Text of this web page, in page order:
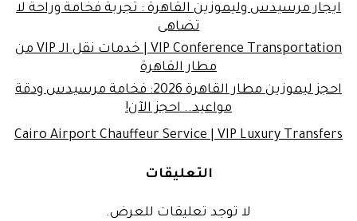
ايجار مرسيدس وليموزين القاهرة : تجربة فخامة وراحة لا
تضاهى
VIP Conference Transportation | خدمات نقل الـ VIP من
مطار القاهرة
احجز ليموزين مطار القاهرة 2026: فخامة مرسيدس ودقة
مواعيد.. احجز الآن!
Cairo Airport Chauffeur Service | VIP Luxury Transfers
التعليقات
لا توجد تعليقات للعرض.